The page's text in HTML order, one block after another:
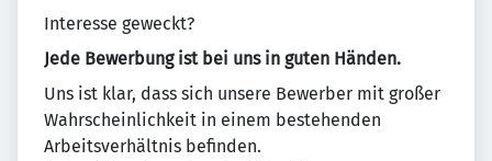
Interesse geweckt?
Jede Bewerbung ist bei uns in guten Händen.
Uns ist klar, dass sich unsere Bewerber mit großer
Wahrscheinlichkeit in einem bestehenden
Arbeitsverhältnis befinden.